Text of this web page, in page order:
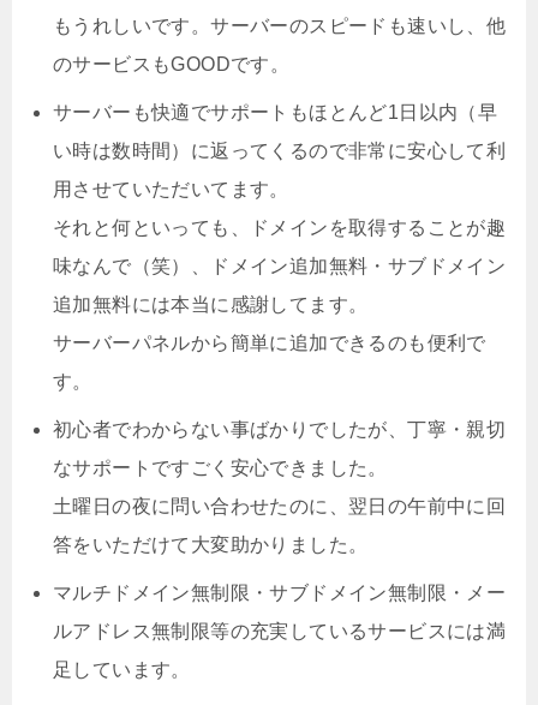
もうれしいです。サーバーのスピードも速いし、他
のサービスもGOODです。
サーバーも快適でサポートもほとんど1日以内（早
い時は数時間）に返ってくるので非常に安心して利
用させていただいてます。
それと何といっても、ドメインを取得することが趣
味なんで（笑）、ドメイン追加無料・サブドメイン
追加無料には本当に感謝してます。
サーバーパネルから簡単に追加できるのも便利で
す。
初心者でわからない事ばかりでしたが、丁寧・親切
なサポートですごく安心できました。
土曜日の夜に問い合わせたのに、翌日の午前中に回
答をいただけて大変助かりました。
マルチドメイン無制限・サブドメイン無制限・メー
ルアドレス無制限等の充実しているサービスには満
足しています。